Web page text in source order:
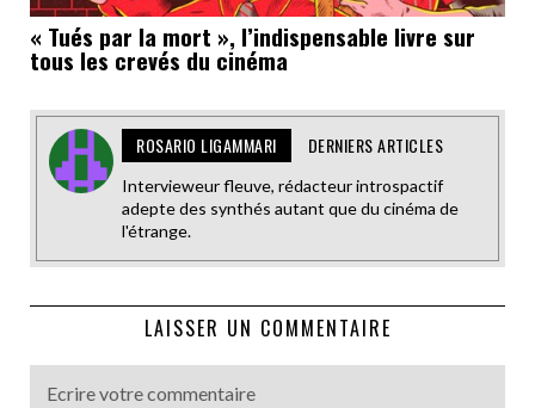
« Tués par la mort », l’indispensable livre sur
tous les crevés du cinéma
ROSARIO LIGAMMARI DERNIERS ARTICLES
Intervieweur fleuve, rédacteur introspactif
adepte des synthés autant que du cinéma de
l'étrange.
LAISSER UN COMMENTAIRE